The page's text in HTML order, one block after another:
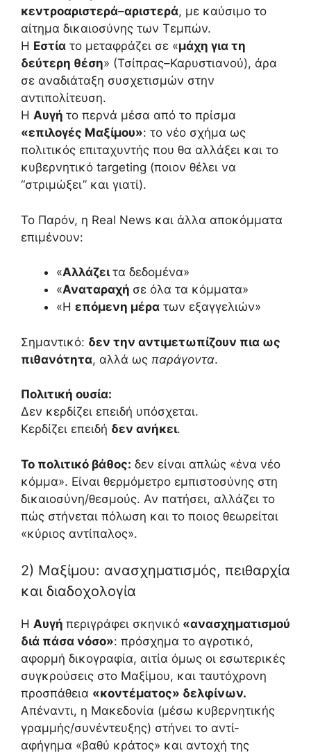
κεντροαριστερά–αριστερά, με καύσιμο το
αίτημα δικαιοσύνης των Τεμπών.
Η Εστία το μεταφράζει σε «μάχη για τη
δεύτερη θέση» (Τσίπρας–Καρυστιανού), άρα
σε αναδιάταξη συσχετισμών στην
αντιπολίτευση.
Η Αυγή το περνά μέσα από το πρίσμα
«επιλογές Μαξίμου»: το νέο σχήμα ως
πολιτικός επιταχυντής που θα αλλάξει και το
κυβερνητικό targeting (ποιον θέλει να
“στριμώξει” και γιατί).
Το Παρόν, η Real News και άλλα αποκόμματα
επιμένουν:
«Αλλάζειτα δεδομένα»
«Αναταραχή σε όλα τα κόμματα»
«Η επόμενη μέρα των εξαγγελιών»
Σημαντικό: δεν την αντιμετωπίζουν πια ως
πιθανότητα, αλλά ως παράγοντα.
Πολιτική ουσία:
Δεν κερδίζει επειδή υπόσχεται.
Κερδίζει επειδή δεν ανήκει.
Το πολιτικό βάθος: δεν είναι απλώς «ένα νέο
κόμμα». Είναι θερμόμετρο εμπιστοσύνης στη
δικαιοσύνη/θεσμούς. Αν πατήσει, αλλάζει το
πώς στήνεται πόλωση και το ποιος θεωρείται
«κύριος αντίπαλος».
2) Μαξίμου: ανασχηματισμός, πειθαρχία
και διαδοχολογία
Η Αυγή περιγράφει σκηνικό «ανασχηματισμού
διά πάσα νόσο»: πρόσχημα το αγροτικό,
αφορμή δικογραφία, αιτία όμως οι εσωτερικές
συγκρούσεις στο Μαξίμου, και ταυτόχρονη
προσπάθεια «κοντέματος» δελφίνων.
Απέναντι, η Μακεδονία (μέσω κυβερνητικής
γραμμής/συνέντευξης) στήνει το αντί-
αφήγημα «βαθύ κράτος» και αντοχή της